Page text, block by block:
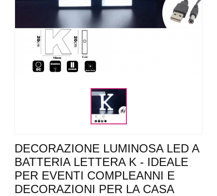
DECORAZIONE LUMINOSA LED A
BATTERIA LETTERA K - IDEALE
PER EVENTI COMPLEANNI E
DECORAZIONI PER LA CASA